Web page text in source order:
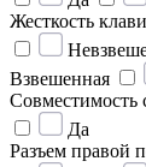
Жесткость
Взвешенная
Совместимость
Да
Разъем правой